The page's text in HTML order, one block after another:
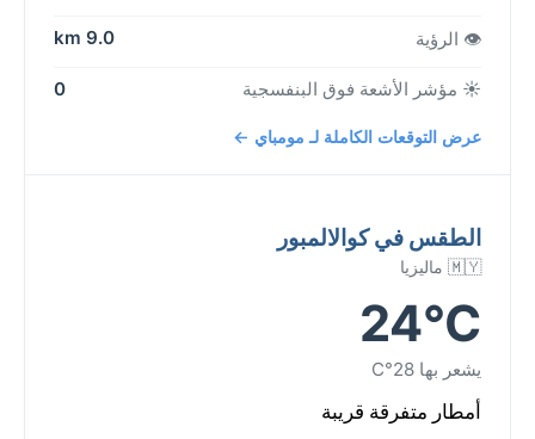
👁️ الرؤية 9.0 km
☀️ مؤشر الأشعة فوق البنفسجية 0
عرض التوقعات الكاملة لـ مومباي ←
الطقس في كوالالمبور
🇲🇾 ماليزيا
24°C
يشعر بها 28°C
أمطار متفرقة قريبة